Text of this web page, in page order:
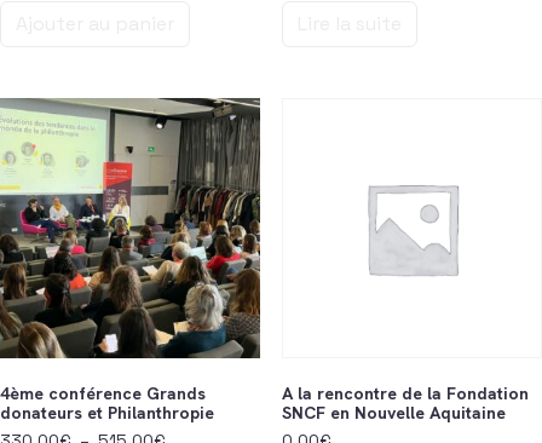
4ème conférence Grands
donateurs et Philanthropie
A la rencontre de la Fondation
SNCF en Nouvelle Aquitaine